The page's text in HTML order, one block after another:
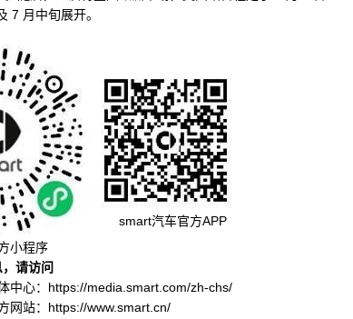
7 月中旬展开。
小程序
smart汽车官方APP
请访问
中心：https://media.smart.com/zh-chs/
网站：https://www.smart.cn/